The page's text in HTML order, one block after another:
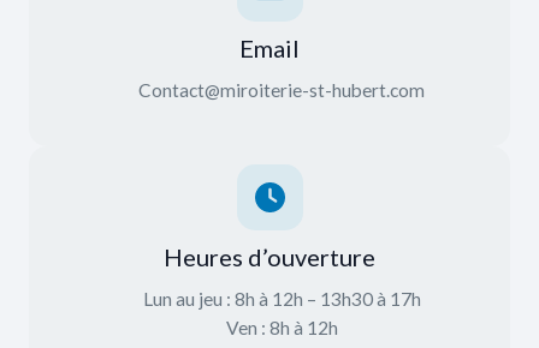
Email
Contact@miroiterie-st-hubert.com
Heures d’ouverture
Lun au jeu : 8h à 12h – 13h30 à 17h
Ven : 8h à 12h